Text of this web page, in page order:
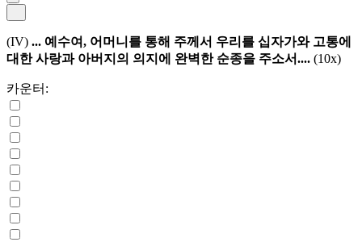
(IV) ... 예수여, 어머니를 통해 주께서 우리를 십자가와 고통에
대한 사랑과 아버지의 의지에 완벽한 순종을 주소서.... (10x)
카운터: